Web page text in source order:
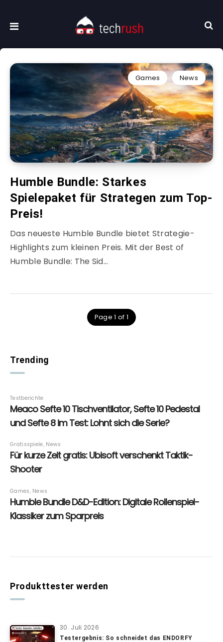
Games News
Humble Bundle: Starkes
Spielepaket für Strategen zum Top-
Preis!
Das neueste Humble Bundle bietet Strategie-
Highlights zum kleinen Preis. Mit der Best of
Humble Bundle: The Sid…
Page 1 of 1
Trending
Produkttester werden
30. Juli 2026
Testergebnis: So schneidet das ENDORFY